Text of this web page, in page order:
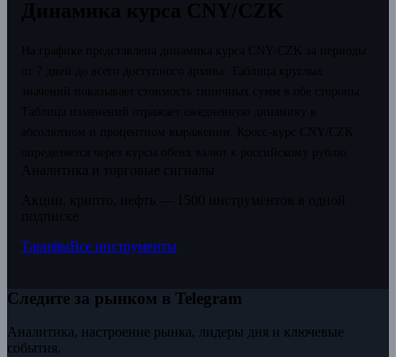
ТарифыВсе инструменты
Следите за рынком в Telegram
Аналитика, настроение рынка, лидеры дня и ключевые
события.